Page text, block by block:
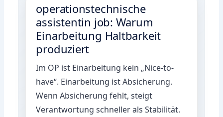
operationstechnische
assistentin job: Warum
Einarbeitung Haltbarkeit
produziert
Im OP ist Einarbeitung kein „Nice-to-
have“. Einarbeitung ist Absicherung.
Wenn Absicherung fehlt, steigt
Verantwortung schneller als Stabilität.